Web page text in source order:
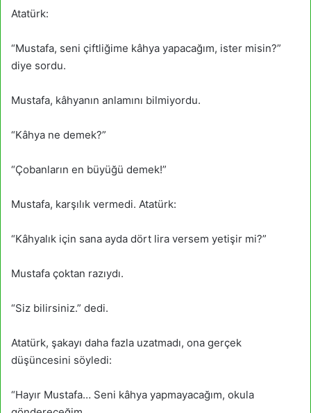
Atatürk:
“Mustafa, seni çiftliğime kâhya yapacağım, ister misin?”
diye sordu.
Mustafa, kâhyanın anlamını bilmiyordu.
“Kâhya ne demek?”
“Çobanların en büyüğü demek!”
Mustafa, karşılık vermedi. Atatürk:
“Kâhyalık için sana ayda dört lira versem yetişir mi?”
Mustafa çoktan razıydı.
“Siz bilirsiniz.” dedi.
Atatürk, şakayı daha fazla uzatmadı, ona gerçek
düşüncesini söyledi:
“Hayır Mustafa… Seni kâhya yapmayacağım, okula